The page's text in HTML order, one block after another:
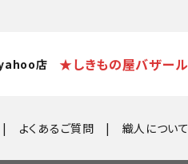
yahoo店 ★しきもの屋バザール
よくあるご質問 織人について